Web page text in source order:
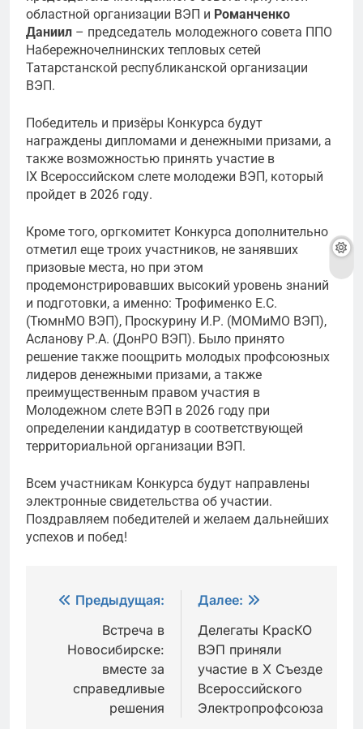
областной организации ВЭП и Романченко
Даниил – председатель молодежного совета ППО
Набережночелнинских тепловых сетей
Татарстанской республиканской организации
ВЭП.
Победитель и призёры Конкурса будут
награждены дипломами и денежными призами, а
также возможностью принять участие в
IX Всероссийском слете молодежи ВЭП, который
пройдет в 2026 году.
Кроме того, оргкомитет Конкурса дополнительно
отметил еще троих участников, не занявших
призовые места, но при этом
продемонстрировавших высокий уровень знаний
и подготовки, а именно: Трофименко Е.С.
(ТюмнМО ВЭП), Проскурину И.Р. (МОМиМО ВЭП),
Асланову Р.А. (ДонРО ВЭП). Было принято
решение также поощрить молодых профсоюзных
лидеров денежными призами, а также
преимущественным правом участия в
Молодежном слете ВЭП в 2026 году при
определении кандидатур в соответствующей
территориальной организации ВЭП.
Всем участникам Конкурса будут направлены
электронные свидетельства об участии.
Поздравляем победителей и желаем дальнейших
успехов и побед!
Навигация
записям
Предыдущая:
Встреча в
Новосибирске:
вместе за
справедливые
решения
Далее:
Делегаты КрасКО
ВЭП приняли
участие в X Съезде
Всероссийского
Электропрофсоюза